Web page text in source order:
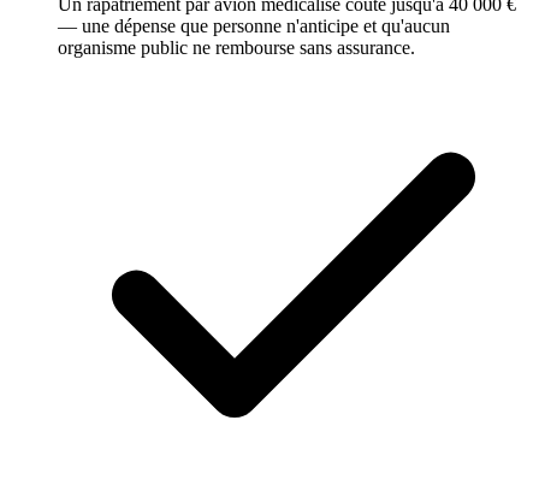
— une dépense que personne n'anticipe et qu'aucun
organisme public ne rembourse sans assurance.